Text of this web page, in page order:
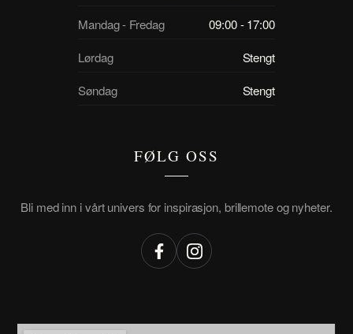
Mandag - Fredag
09:00 - 17:00
Lørdag
Stengt
Søndag
Stengt
FØLG OSS
Bli med inn i vårt univers for inspirasjon, brillemote og nyheter.